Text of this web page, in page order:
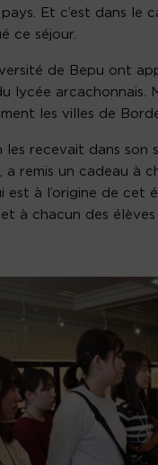
Et c’est dans le
ce séjour.
de Bepu ont
lycée arcachonnais.
les villes de
les recevait dans
a remis un cadeau à
est à l’origine de cet
à chacun des élèves